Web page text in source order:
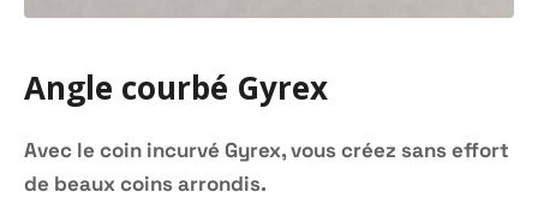
Angle courbé Gyrex
Avec le coin incurvé Gyrex, vous créez sans effort
de beaux coins arrondis.